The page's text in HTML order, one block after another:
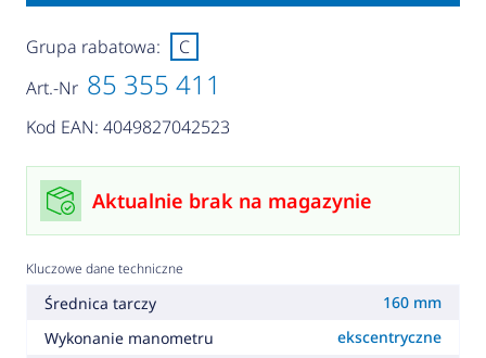
Art.-Nr 85 355 411
Kod EAN: 4049827042523
Grupa rabatowa: C
Aktualnie brak na magazynie
Kluczowe dane techniczne
Średnica tarczy
160 mm
Wykonanie manometru
ekscentryczne